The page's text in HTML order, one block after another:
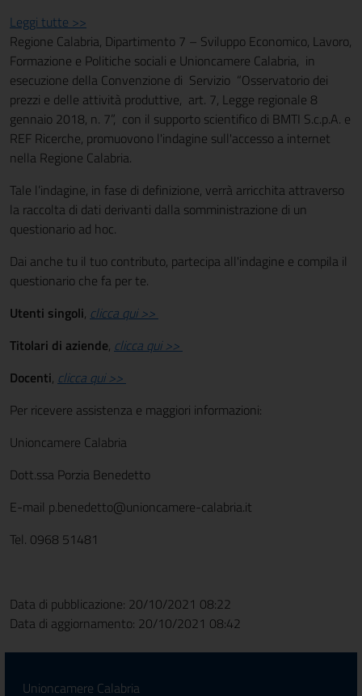
Leggi tutte >>
Regione Calabria, Dipartimento 7 – Sviluppo Economico, Lavoro,
Formazione e Politiche sociali e Unioncamere Calabria, in
esecuzione della Convenzione di Servizio “Osservatorio dei
prezzi e delle attività produttive, art. 7, Legge regionale 8
gennaio 2018, n. 7”, con il supporto scientifico di BMTI S.c.p.A. e
REF Ricerche, promuovono l'indagine sull'accesso a internet
nella Regione Calabria.
Tale l’indagine, in fase di definizione, verrà arricchita attraverso
la raccolta di dati derivanti dalla somministrazione di un
questionario ad hoc.
Dai anche tu il tuo contributo, partecipa all'indagine e compila il
questionario che fa per te.
Utenti singoli, clicca qui >>
Titolari di aziende, clicca qui >>
Docenti, clicca qui >>
Per ricevere assistenza e maggiori informazioni:
Unioncamere Calabria
Dott.ssa Porzia Benedetto
E-mail p.benedetto@unioncamere-calabria.it
Tel. 0968 51481
Data di pubblicazione: 20/10/2021 08:22
Data di aggiornamento: 20/10/2021 08:42
Unioncamere Calabria